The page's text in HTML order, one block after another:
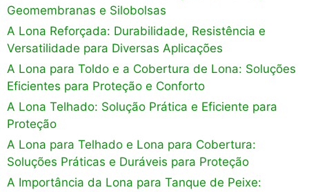
Geomembranas e Silobolsas
A Lona Reforçada: Durabilidade, Resistência e
Versatilidade para Diversas Aplicações
A Lona para Toldo e a Cobertura de Lona: Soluções
Eficientes para Proteção e Conforto
A Lona Telhado: Solução Prática e Eficiente para
Proteção
A Lona para Telhado e Lona para Cobertura:
Soluções Práticas e Duráveis para Proteção
A Importância da Lona para Tanque de Peixe: